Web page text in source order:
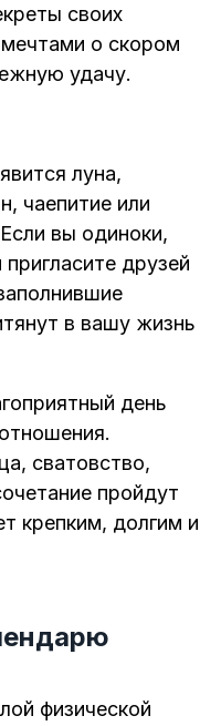
своих
о скором
удачу.
луна,
чаепитие или
вы одиноки,
друзей
в вашу жизнь
день
сватовство,
пройдут
крепким, долгим и
физической